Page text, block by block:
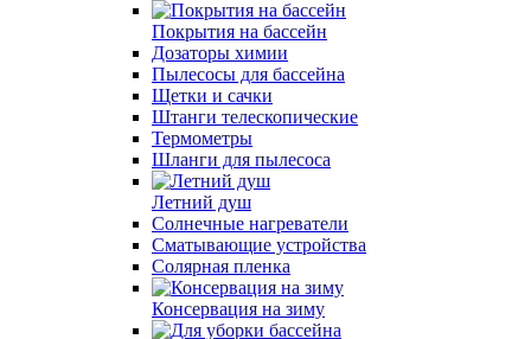
Покрытия на бассейн
Дозаторы химии
Пылесосы для бассейна
Щетки и сачки
Штанги телескопические
Термометры
Шланги для пылесоса
Летний душ
Солнечные нагреватели
Сматывающие устройства
Солярная пленка
Консервация на зиму